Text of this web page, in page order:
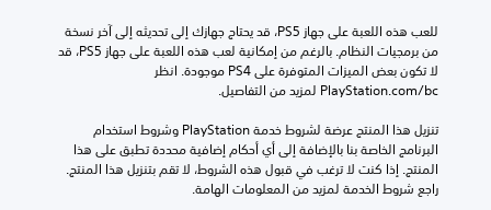
‎PlayStation.com/bc لمزيد من التفاصيل.
راجع شروط الخدمة لمزيد من المعلومات الهامة.